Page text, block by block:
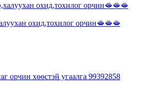
охид,тохилог орчин🫦🫦🫦